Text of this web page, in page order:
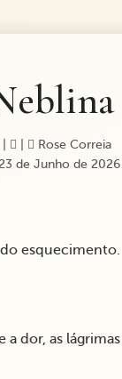
Rose Correia
de Junho de
esquecimento.
dor, as